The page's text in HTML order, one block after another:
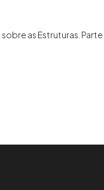
as Estruturas.